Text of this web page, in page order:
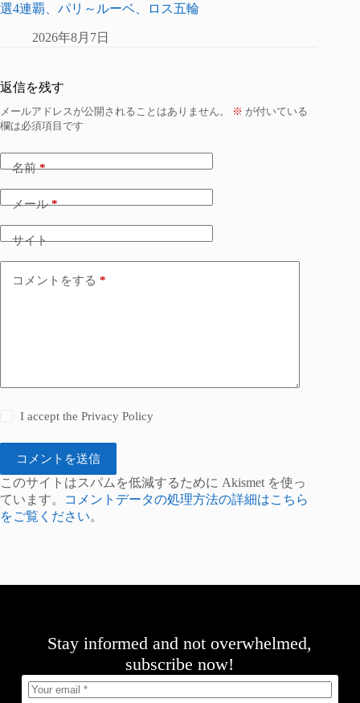
選4連覇、パリ～ルーベ、ロス五輪
2026年8月7日
返信を残す
メールアドレスが公開されることはありません。 ※ が付いている
欄は必須項目です
名前*
メール*
サイト
コメントをする *
I accept thePrivacy Policy
コメントを送信
このサイトはスパムを低減するために Akismet を使っ
ています。
コメントデータの処理方法の詳細はこちら
をご覧ください。
Stay informed and not overwhelmed,
subscribe now!